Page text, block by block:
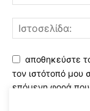
αποθηκεύστε
τον ιστότοπό μου
επόμενη φορά